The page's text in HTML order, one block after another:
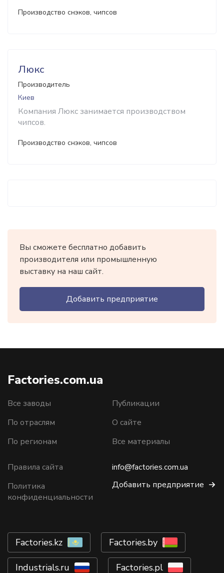
Производство снэков, чипсов
Люкс
Производитель
Киев
Компания Люкс занимается производством
чипсов.
Производство снэков, чипсов
Вы сможете бесплатно добавить
производителя или промышленную
выставку на наш сайт.
Добавить предприятие
Factories.com.ua
Все заводы
По отраслям
По регионам
Публикации
О сайте
Все материалы
Правила сайта
Политика
конфиденциальности
info@factories.com.ua
Добавить предприятие
Factories.kz Factories.by
Industrials.ru Factories.pl